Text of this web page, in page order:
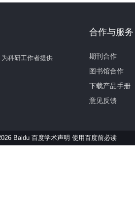
科研工作者提供
合作与服务
期刊合作
图书馆合作
下载产品手册
意见反馈
Baidu 百度学术声明 使用百度前必读